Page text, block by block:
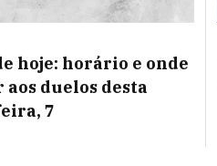
hoje: horário e onde
aos duelos desta
7